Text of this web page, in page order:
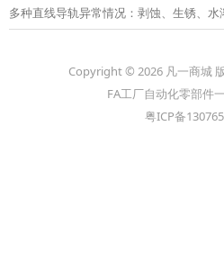
多种直线导轨异常情况：剥蚀、生锈、
Copyright © 2026 凡一商城
FA工厂自动化零部件
粤ICP备